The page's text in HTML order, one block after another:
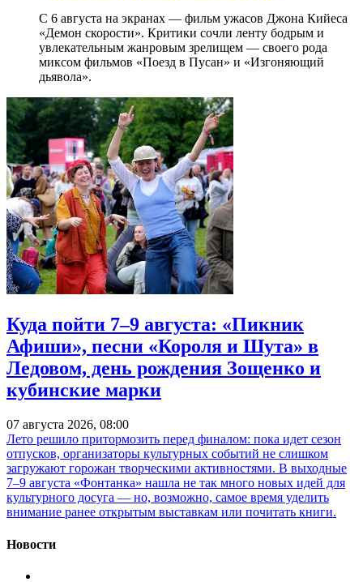
С 6 августа на экранах — фильм ужасов Джона Кийеса
«Демон скорости». Критики сочли ленту бодрым и
увлекательным жанровым зрелищeм — своего рода
миксом фильмов «Поезд в Пусан» и «Изгоняющий
дьявола».
Куда пойти 7–9 августа: «Пикник
Афиши», песни «Короля и Шута» в
Ледовом, день рождения Зощенко и
кубинские марки
07 августа 2026, 08:00
Лето решило притормозить перед финалом: пока идет сезон
отпусков, организаторы культурных событий не слишком
загружают горожан творческими активностями. В выходные
7–9 августа «Фонтанка» нашла не так много новых идей для
культурного досуга — но, возможно, самое время уделить
внимание ранее открытым выставкам или почитать книги.
Новости